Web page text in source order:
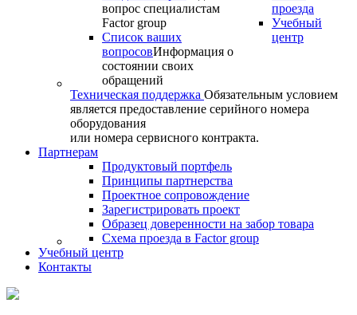
вопрос специалистам
Factor group
Список ваших
вопросовИнформация о
состоянии своих
обращений
проезда
Учебный
центр
Техническая поддержка Обязательным условием
является предоставление серийного номера
оборудования
или номера сервисного контракта.
Партнерам
Продуктовый портфель
Принципы партнерства
Проектное сопровождение
Зарегистрировать проект
Образец доверенности на забор товара
Схема проезда в Factor group
Учебный центр
Контакты